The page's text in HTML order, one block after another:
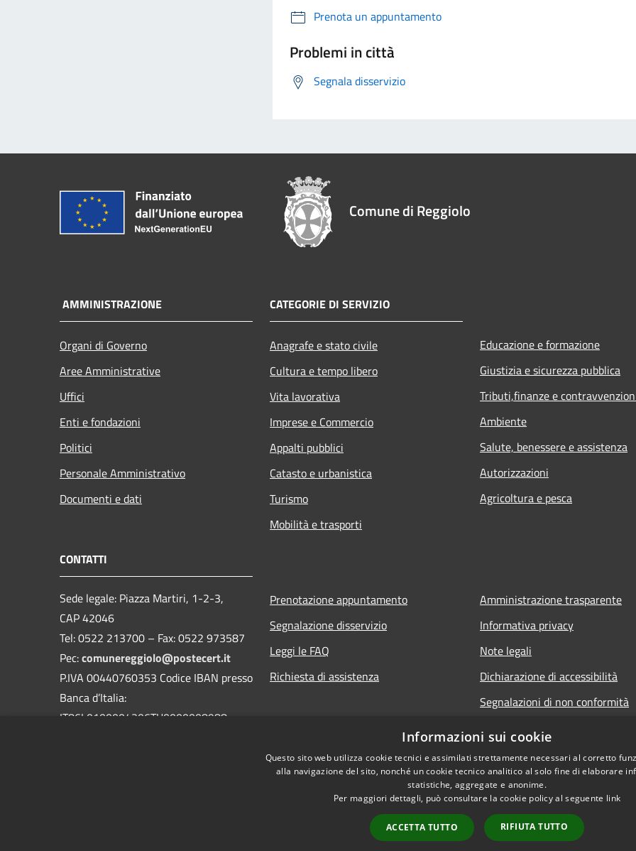
Prenota un appuntamento
Problemi in città
Segnala disservizio
Comune di Reggiolo
AMMINISTRAZIONE
Organi di Governo
Aree Amministrative
Uffici
Enti e fondazioni
Politici
Personale Amministrativo
Documenti e dati
CATEGORIE DI SERVIZIO
Anagrafe e stato civile
Cultura e tempo libero
Vita lavorativa
Imprese e Commercio
Appalti pubblici
Catasto e urbanistica
Turismo
Mobilità e trasporti
Educazione e formazione
Giustizia e sicurezza pubblica
Tributi,finanze e
Ambiente
Salute, benessere e assistenza
Autorizzazioni
Agricoltura e pesca
CONTATTI
Sede legale: Piazza Martiri, 1-2-3,
CAP 42046
Tel: 0522 213700 – Fax: 0522 973587
Pec:comunereggiolo@postecert.it
P.IVA 00440760353 Codice IBAN presso
Banca d’Italia:
IT86L0100004306TU0000008988
Prenotazione appuntamento
Segnalazione disservizio
Leggi le FAQ
Richiesta di assistenza
Amministrazione trasparente
Informativa privacy
Note legali
Dichiarazione di accessibilità
Segnalazioni di non conformità
Copyright © 2026 • Comune
Informazioni sui cookie
Questo sito web utilizza cookie tecnici e assimilati strettamente necessari al corretto
alla navigazione del sito, nonché un cookie tecnico analitico al solo fine di elaborare
statistiche, aggregate e anonime.
Per maggiori dettagli, può consultare la cookie policy al seguente link
ACCETTA TUTTO RIFIUTA TUTTO